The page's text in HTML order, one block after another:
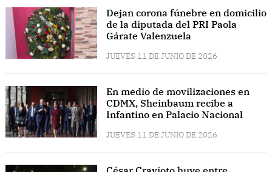
Dejan corona fúnebre en domicilio
de la diputada del PRI Paola
Gárate Valenzuela
JUEVES 11 DE JUNIO DE 2026
En medio de movilizaciones en
CDMX, Sheinbaum recibe a
Infantino en Palacio Nacional
JUEVES 11 DE JUNIO DE 2026